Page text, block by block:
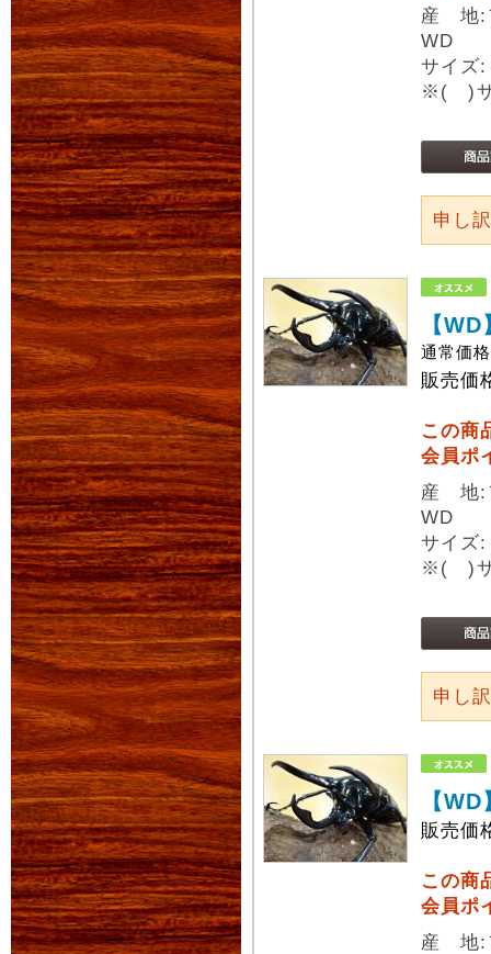
産 地:
WD
サイズ
※( )サ
申し
【
通常価
販売価
この商
会員ポ
産 地:
WD
サイズ
※( )サ
申し
【
販売価
この商
会員ポ
産 地: